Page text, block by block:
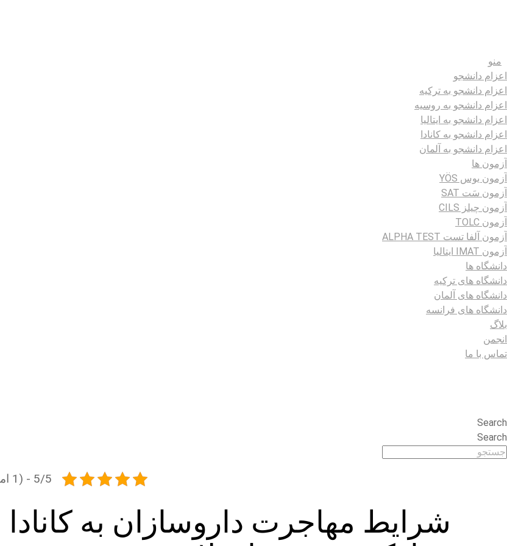
منو
اعزام دانشجو
اعزام دانشجو به ترکیه
اعزام دانشجو به روسیه
اعزام دانشجو به ایتالیا
اعزام دانشجو به کانادا
اعزام دانشجو به آلمان
آزمون ها
آزمون یوس YÖS
آزمون سَت SAT
آزمون چیلز CILS‌
آزمون TOLC
آزمون آلفا تست ALPHA TEST
آزمون IMAT ایتالیا
دانشگاه ها
دانشگاه های ترکیه
دانشگاه های آلمان
دانشگاه های فرانسه
بلاگ
انجمن
تماس با ما
Search
Search
5/5 - (1 امتیاز)
شرایط مهاجرت داروسازان به کانادا